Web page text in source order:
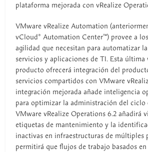
plataforma mejorada con vRealize
VMware vRealize Automation
vCloud® Automation Center™) provee a
agilidad que necesitan para automatizar
servicios y aplicaciones de TI. Esta última
producto ofrecerá integración del
servicios compartidos con VMware
integración mejorada añade inteligencia
para optimizar la administración del ciclo
VMware vRealize Operations 6.2 añadirá
etiquetas de mantenimiento y la
inactivas en infraestructuras de múltiples
permitirá que flujos de trabajo basados